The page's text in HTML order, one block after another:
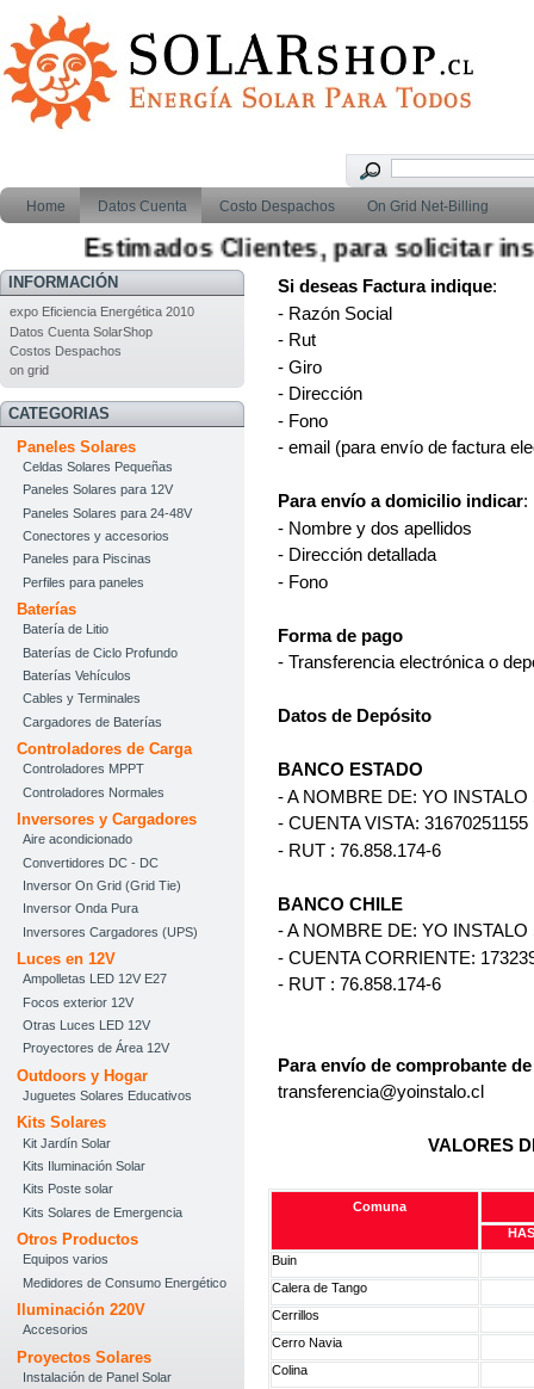
Home Datos Cuenta Costo Despachos On Grid Net-Billing
Estimados Clientes, para solicitar
INFORMACIÓN
expo Eficiencia Energética 2010
Datos Cuenta SolarShop
Costos Despachos
on grid
CATEGORIAS
Paneles Solares
Celdas Solares Pequeñas
Paneles Solares para 12V
Paneles Solares para 24-48V
Conectores y accesorios
Paneles para Piscinas
Perfiles para paneles
Baterías
Batería de Litio
Baterías de Ciclo Profundo
Baterías Vehículos
Cables y Terminales
Cargadores de Baterías
Controladores de Carga
Controladores MPPT
Controladores Normales
Inversores y Cargadores
Aire acondicionado
Convertidores DC - DC
Inversor On Grid (Grid Tie)
Inversor Onda Pura
Inversores Cargadores (UPS)
Luces en 12V
Ampolletas LED 12V E27
Focos exterior 12V
Otras Luces LED 12V
Proyectores de Área 12V
Outdoors y Hogar
Juguetes Solares Educativos
Kits Solares
Kit Jardín Solar
Kits Iluminación Solar
Kits Poste solar
Kits Solares de Emergencia
Otros Productos
Equipos varios
Medidores de Consumo Energético
Iluminación 220V
Accesorios
Proyectos Solares
Instalación de Panel Solar
Si deseas Factura indique:
- Razón Social
- Rut
- Giro
- Dirección
- Fono
- email (para envío de factura
Para envío a domicilio indicar:
- Nombre y dos apellidos
- Dirección detallada
- Fono
Forma de pago
- Transferencia electrónica o
Datos de Depósito
BANCO ESTADO
- A NOMBRE DE: YO INSTALO
- CUENTA VISTA: 31670251155
- RUT : 76.858.174-6
BANCO CHILE
- A NOMBRE DE: YO INSTALO
- CUENTA CORRIENTE:
- RUT : 76.858.174-6
Para envío de comprobante
transferencia@yoinstalo.cl
VALORES
Comuna
Buin
Calera de Tango
Cerrillos
Cerro Navia
Colina